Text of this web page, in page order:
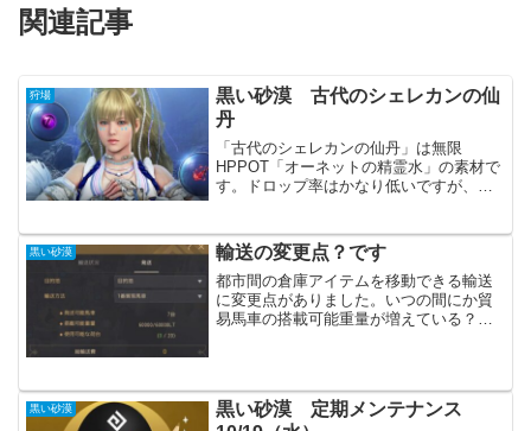
関連記事
狩場
黒い砂漠 古代のシェレカンの仙
丹
「古代のシェレカンの仙丹」は無限
HPPOT「オーネットの精霊水」の素材で
す。ドロップ率はかなり低いですが、と
「シェレカンの仙丹」を入手できます。
オーネットの精霊水いつも...
黒い砂漠 輸送の変更点？です
都市間の倉庫アイテムを移動できる輸送
に変更点がありました。いつの間にか貿
易馬車の搭載可能重量が増えている？様
ート内容を見逃していたの...
黒い砂漠
黒い砂漠 定期メンテナンス